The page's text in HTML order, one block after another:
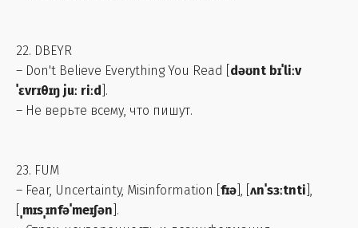
22. DBEYR
– Don't Believe Everything You Read [ dəʊnt bɪˈliːv
ˈɛvrɪθɪŋ juː riːd ].
– Не верьте всему, что пишут.
23. FUM
– Fear, Uncertainty, Misinformation [ fɪə ], [ ʌnˈsɜːtnti ],
ˌmɪsˌɪnfəˈmeɪʃən ].